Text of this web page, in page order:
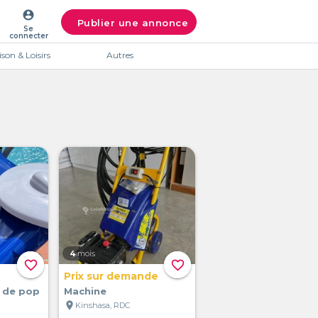
account_circle
Se
connecter
Publier une annonce
& Loisirs Autres
favorite_border
de pop
favorite_border
4 mois
Prix sur demande
Machine
location_on Kinshasa, RDC